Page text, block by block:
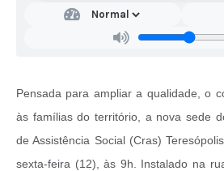
Pensada para ampliar a qualidade, o
às famílias do território, a nova sede
de Assistência Social (Cras)
sexta-feira (12), às 9h. Instalado na